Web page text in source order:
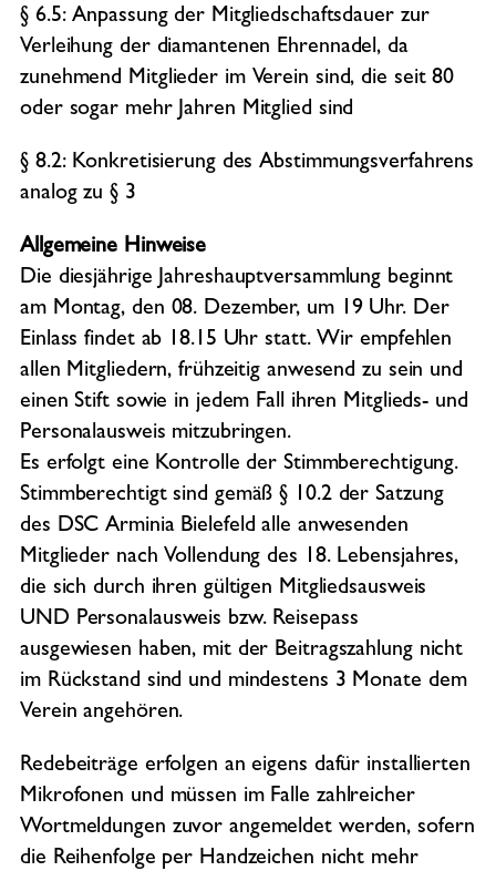
§ 6.5: Anpassung der Mitgliedschaftsdauer zur
Verleihung der diamantenen Ehrennadel, da
zunehmend Mitglieder im Verein sind, die seit 80
oder sogar mehr Jahren Mitglied sind
§ 8.2: Konkretisierung des Abstimmungsverfahrens
analog zu § 3
Allgemeine Hinweise
Die diesjährige Jahreshauptversammlung beginnt
am Montag, den 08. Dezember, um 19 Uhr. Der
Einlass findet ab 18.15 Uhr statt. Wir empfehlen
allen Mitgliedern, frühzeitig anwesend zu sein und
einen Stift sowie in jedem Fall ihren Mitglieds- und
Personalausweis mitzubringen.
Es erfolgt eine Kontrolle der Stimmberechtigung.
Stimmberechtigt sind gemäß § 10.2 der Satzung
des DSC Arminia Bielefeld alle anwesenden
Mitglieder nach Vollendung des 18. Lebensjahres,
die sich durch ihren gültigen Mitgliedsausweis
UND Personalausweis bzw. Reisepass
ausgewiesen haben, mit der Beitragszahlung nicht
im Rückstand sind und mindestens 3 Monate dem
Verein angehören.
Redebeiträge erfolgen an eigens dafür installierten
Mikrofonen und müssen im Falle zahlreicher
Wortmeldungen zuvor angemeldet werden, sofern
die Reihenfolge per Handzeichen nicht mehr